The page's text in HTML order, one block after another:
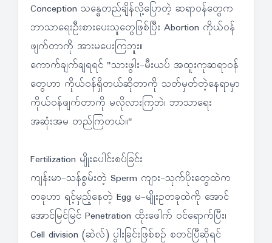
Conception သန္ဓေတည်ချိန်လို့ပြောတဲ့ ဆရာဝန်တွေက
ဘာသာရေးဦးစားပေးသူတွေဖြစ်ပြီး Abortion ကိုယ်ဝန်
ဖျက်တာကို အားမပေးကြဘူး။
ကောက်ချက်ချရရင် "သားဖွါး-မီးယပ် အထူးကုဆရာဝန်
တွေဟာ ကိုယ်ဝန်ရှိတယ်ဆိုတာကို သတ်မှတ်တဲ့နေရာမှာ
ကိုယ်ဝန်ဖျက်တာကို မလိုလားကြဘဲ၊ ဘာသာရေး
အဆုံးအမ တည်ကြတယ်။"
Fertilization မျိုးပေါင်းစပ်ခြင်း
ကျန်းမာ-သန်စွမ်းတဲ့ Sperm ကျား-သုက်ပိုးတွေထဲက
တခုဟာ ရင့်မှည့်နေတဲ့ Egg မ-မျိုးဥတခုထဲကို အောင်
အောင်မြင်မြင် Penetration ထိုးဖေါက် ဝင်ရောက်ပြီး၊
Cell division (ဆဲလ်) ပွါးခြင်းဖြစ်စဉ် စတင်ပြီဆိုရင်